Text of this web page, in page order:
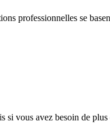
professionnelles se
vous avez besoin de